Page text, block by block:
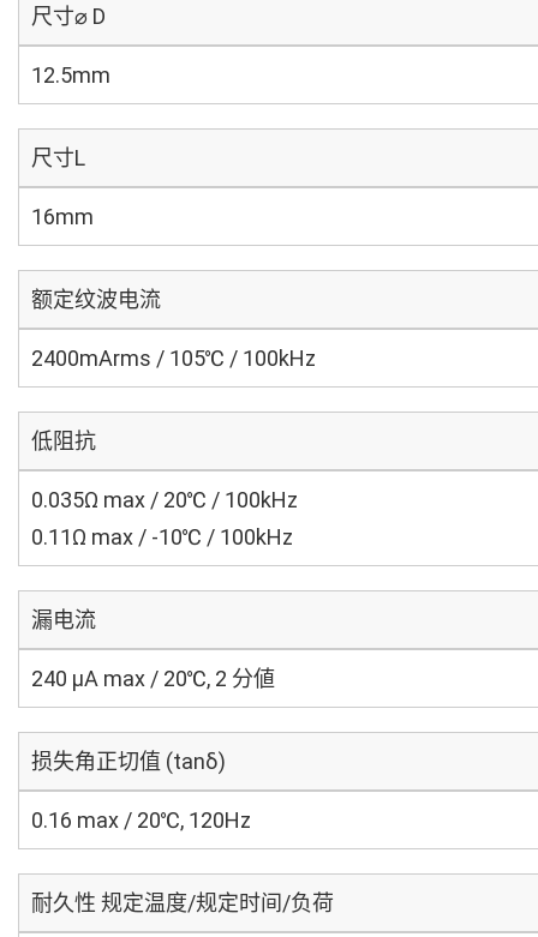
尺寸⌀ D
12.5mm
尺寸L
16mm
额定纹波电流
2400mArms / 105℃ / 100kHz
低阻抗
0.035Ω max / 20℃ / 100kHz
0.11Ω max / -10℃ / 100kHz
漏电流
240 μA max / 20℃, 2 分値
损失角正切值 (tanδ)
0.16 max / 20℃, 120Hz
耐久性 规定温度/规定时间/负荷